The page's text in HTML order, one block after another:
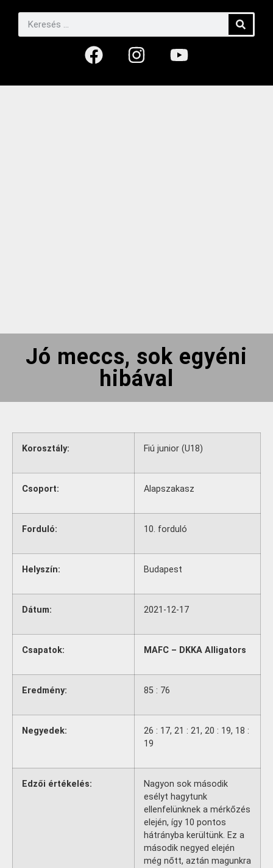
Jó meccs, sok egyéni
hibával
Korosztály: Fiú junior (U18)
Csoport: Alapszakasz
Forduló: 10. forduló
Helyszín: Budapest
Dátum: 2021-12-17
Csapatok: MAFC – DKKA Alligators
Eredmény: 85 : 76
Negyedek:
26 : 17, 21 : 21, 20 : 19, 18 :
19
Edzői értékelés:
Nagyon sok második
esélyt hagytunk
ellenfelünknek a mérkőzés
elején, így 10 pontos
hátrányba kerültünk. Ez a
második negyed elején
még nőtt, aztán magunkra